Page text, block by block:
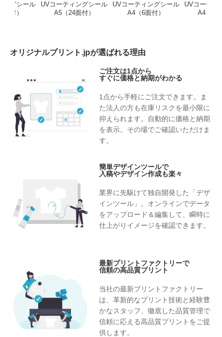
ングシール
面付）
UVコーティングシール
A5（24面付）
UVコーティングシール
A4（6面付）
UVコーティ
A4（12
オリジナルプリント.jpが選ばれる理由
ご注文は1点から
すぐに価格と納期がわかる
1点から手軽にご注文できます。ま
た法人の方も在庫リスクを最小限に
抑えられます。自動的に価格と納期
を表示。その場でご確認いただけま
す。
簡単デザインツールで
入稿やデザイン作成も楽々
業界に先駆けて独自開発した「デザ
インツール」。オンラインでデータ
をアップロード＆編集して、瞬時に
仕上がりイメージを確認できます。
最新プリントファクトリーで
信頼の高品質プリント
当社の最新プリントファクトリー
は、革新的なプリント技術と経験豊
かなスタッフ、徹底した品質管理で
信頼に応える高品質プリントをご提
供します。